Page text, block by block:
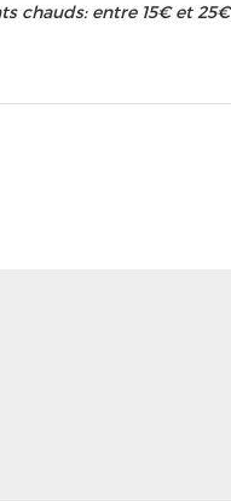
chauds: entre 15€ et 25€